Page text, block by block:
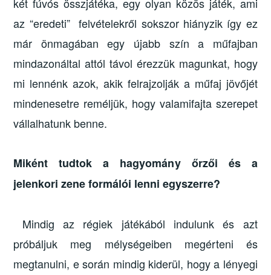
az “eredeti” felvételekről sokszor hiányzik így ez
már önmagában egy újabb szín a műfajban
mindazonáltal attól távol érezzük magunkat, hogy
mi lennénk azok, akik felrajzolják a műfaj jövőjét
mindenesetre reméljük, hogy valamifajta szerepet
vállalhatunk benne.
Miként tudtok a hagyomány őrzői és a
jelenkori zene formálói lenni egyszerre?
Mindig az régiek játékából indulunk és azt
próbáljuk meg mélységeiben megérteni és
megtanulni, e során mindig kiderül, hogy a lényegi